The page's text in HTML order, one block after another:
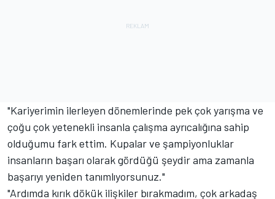
"Kariyerimin ilerleyen dönemlerinde pek çok yarışma ve
çoğu çok yetenekli insanla çalışma ayrıcalığına sahip
olduğumu fark ettim. Kupalar ve şampiyonluklar
insanların başarı olarak gördüğü şeydir ama zamanla
başarıyı yeniden tanımlıyorsunuz."
"Ardımda kırık dökük ilişkiler bırakmadım, çok arkadaş